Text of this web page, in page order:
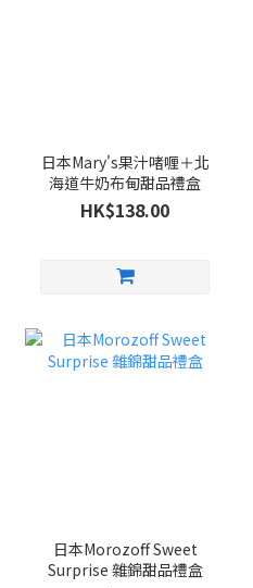
日本Mary's果汁啫喱＋北
海道牛奶布甸甜品禮盒
HK$138.00
日本Morozoff Sweet
Surprise 雜錦甜品禮盒